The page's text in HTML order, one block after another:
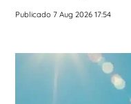
Publicado 7 Aug 2026 17:54